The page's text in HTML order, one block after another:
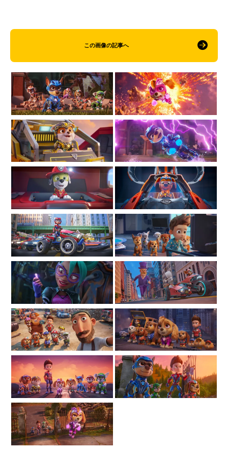
この画像の記事へ